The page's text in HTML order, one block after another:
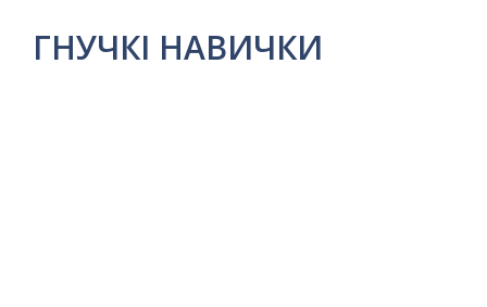
ГНУЧКІ НАВИЧКИ